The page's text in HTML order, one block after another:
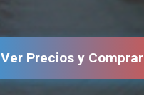
Ver Precios y Comprar